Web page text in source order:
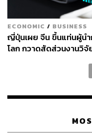
“ใช้ชีวิตต่อไปให้ดีนะ”
เมื่อมิถุนายนที่ผ่านมา
เป็นทางการว่า เจ้าของร
มะเร็งตับ และอนุญาตทั
ปฏิเสธคำขอจากนายแพ
เขาสามารถเดินทางเข้
จนช่วงบ่ายวานนี้ มีเพีย
และญาติที่อยู่ด้วยในวาร
ECONOMIC / BUSINESS
ญี่ปุ่นเผย จีน ขึ้นแท่นผู้น
โลก กวาดสัดส่วนงานวิ